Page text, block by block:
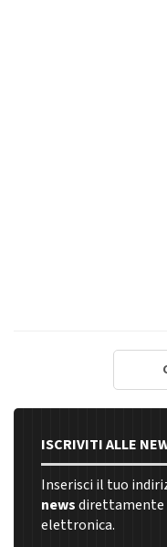
ISCRIVITI ALLE
Inserisci il tuo
newsdirettamente
elettronica.